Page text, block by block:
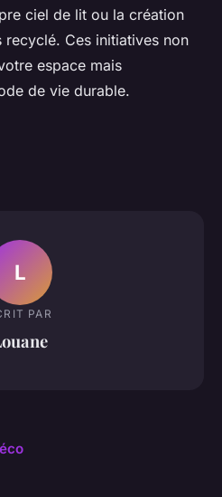
ciel de lit ou la création
Ces initiatives non
espace mais
de vie durable.
L
PAR